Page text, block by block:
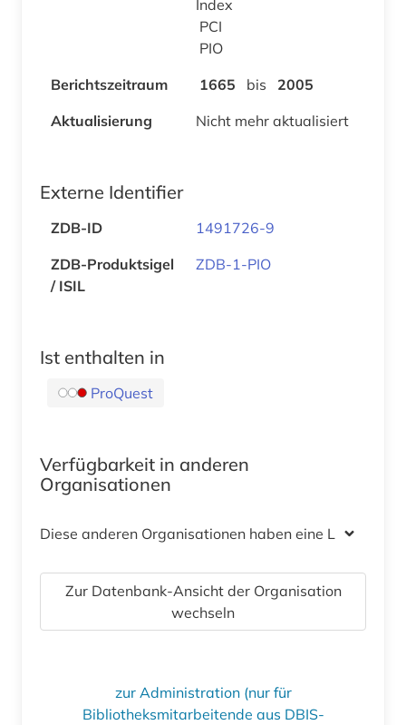
Index
PCI
PIO
Berichtszeitraum
1665 bis
2005
Aktualisierung
Nicht mehr aktualisiert
Externe Identifier
ZDB-ID
1491726-9
ZDB-Produktsigel
/ ISIL
ZDB-1-PIO
Ist enthalten in
ProQuest
Verfügbarkeit in anderen
Organisationen
Diese anderen Organisationen haben eine Lizenz
Zur Datenbank-Ansicht der Organisation
wechseln
zur Administration (nur für
Bibliotheksmitarbeitende aus DBIS-